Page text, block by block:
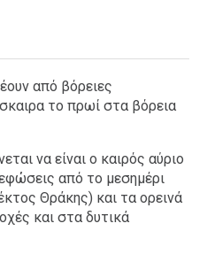
από βόρειες
το πρωί στα βόρεια
να είναι ο καιρός αύριο
από το μεσημέρι
Θράκης) και τα ορεινά
και στα δυτικά